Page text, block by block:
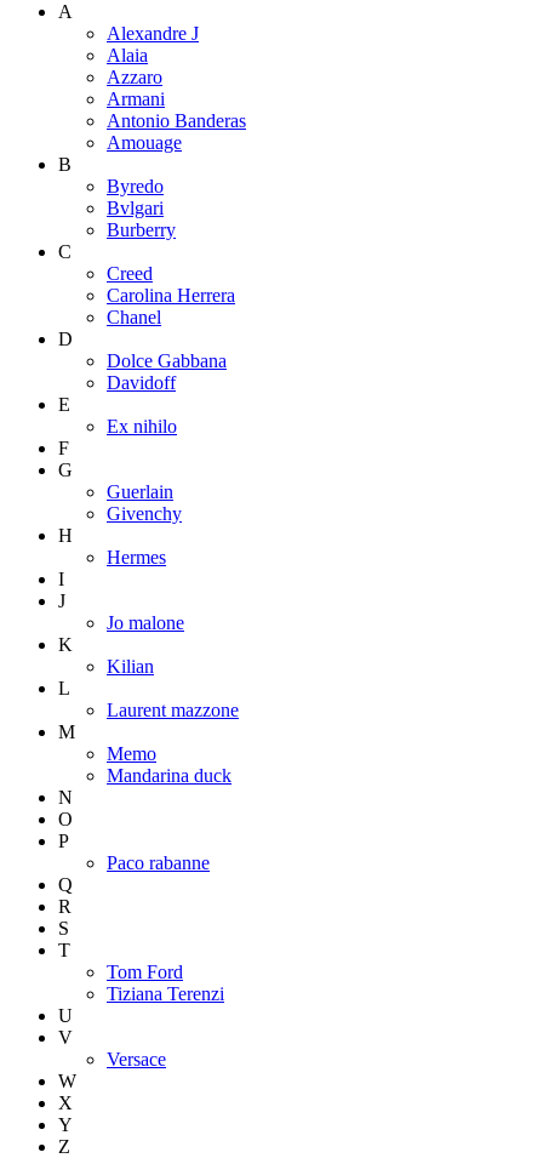
А
Alexandre J
Alaia
Azzaro
Armani
Antonio Banderas
Amouage
B
Byredo
Bvlgari
Burberry
C
Creed
Carolina Herrera
Chanel
D
Dolce Gabbana
Davidoff
E
Ex nihilo
F
G
Guerlain
Givenchy
H
Hermes
I
J
Jo malone
K
Kilian
L
Laurent mazzone
M
Memo
Mandarina duck
N
O
P
Paco rabanne
Q
R
S
T
Tom Ford
Tiziana Terenzi
U
V
Versace
W
X
Y
Z